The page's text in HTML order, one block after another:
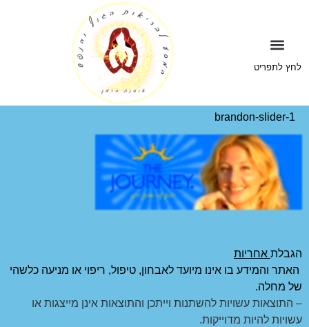
לחץ לתפריט
brandon-slider-1
הגבלת אחריות
האתר והמידע בו אינו מיועד לאבחון, טיפול, ריפוי או מניעה כלשהי
של מחלה.
– התוצאות עשויות להשתנות וייתכן והתוצאות אינן מייצגות או
עשויות להיות מדוייקות.